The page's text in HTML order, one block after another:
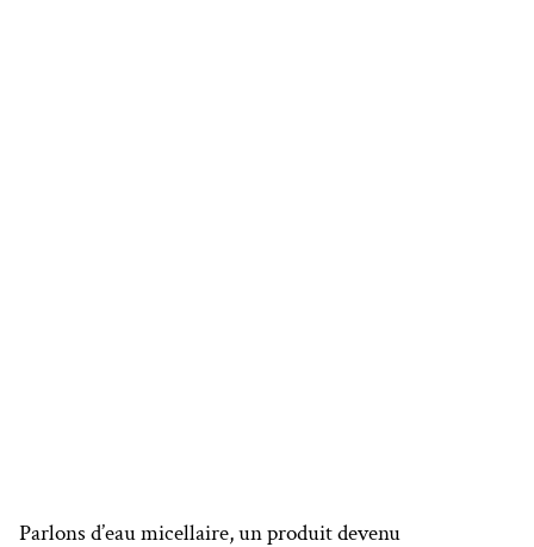
Parlons d’eau micellaire, un produit devenu